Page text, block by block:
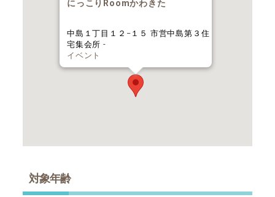
にっこりRoomかわきた
中島１丁目１２−１５ 市営中島第３住
宅集会所 -
イベント
対象年齢